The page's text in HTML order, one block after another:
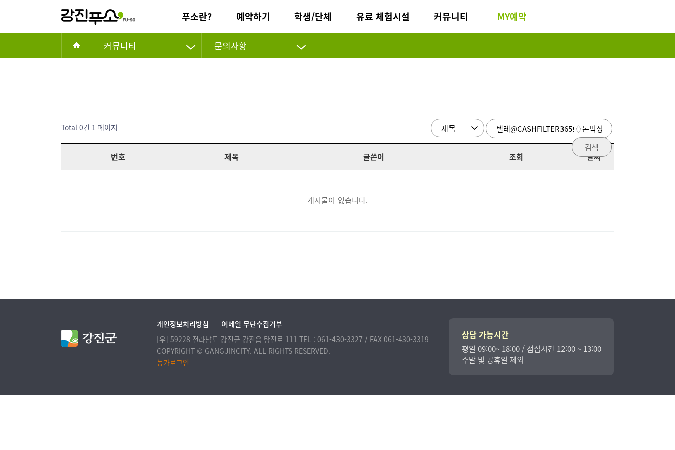
푸소란? 예약하기 학생/단체 유료 체험시설 커뮤니티 MY예약
커뮤니티 문의사항
Total 0건 1 페이지
검색
번호
제목 글쓴이 조회 날짜
게시물이 없습니다.
개인정보처리방침
이메일 무단수집거부
[우] 59228 전라남도 강진군 강진읍 탐진로 111 TEL : 061-430-3327 / FAX 061-430-3319
COPYRIGHT © GANGJINCITY. ALL RIGHTS RESERVED.
농가로그인
상담 가능시간
평일 09:00~ 18:00 / 점심시간 12:00 ~ 13:00
주말 및 공휴일 제외